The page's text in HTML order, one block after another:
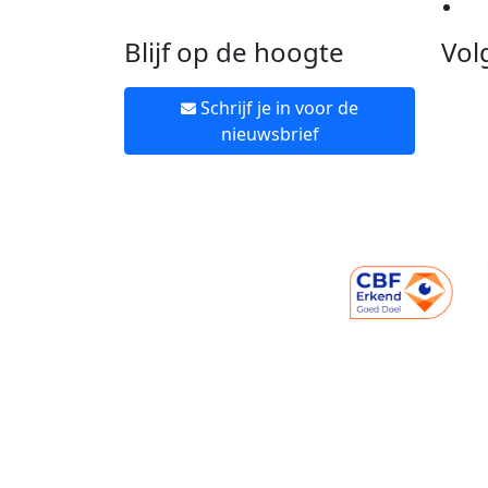
Blijf op de hoogte
Schrijf je in voor de
nieuwsbrief